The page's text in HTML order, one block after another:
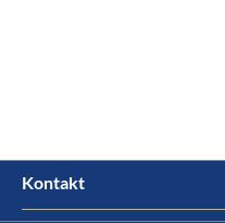
Kontakt